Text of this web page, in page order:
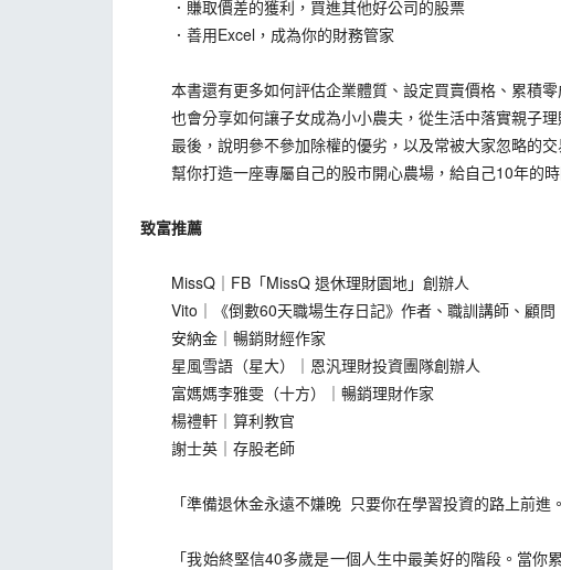
．賺取價差的獲利，買進其他好公司的股票
．善用Excel，成為你的財務管家
本書還有更多如何評估企業體質、設定買賣價格、累積零
也會分享如何讓子女成為小小農夫，從生活中落實親子理
最後，說明參不參加除權的優劣，以及常被大家忽略的交
幫你打造一座專屬自己的股市開心農場，給自己10年的時
致富推薦
MissQ｜FB「MissQ 退休理財園地」創辦人
Vito｜《倒數60天職場生存日記》作者、職訓講師、顧問
安納金｜暢銷財經作家
星風雪語（星大）｜恩汎理財投資團隊創辦人
富媽媽李雅雯（十方）｜暢銷理財作家
楊禮軒｜算利教官
謝士英｜存股老師
「準備退休金永遠不嫌晚 只要你在學習投資的路上前進
「我始終堅信40多歲是一個人生中最美好的階段。當你